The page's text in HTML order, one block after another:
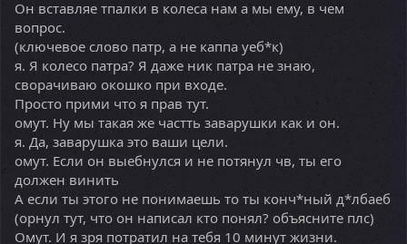
Он вставляе тпалки в колеса нам а мы ему, в чем
вопрос.
(ключевое слово патр, а не каппа уеб*к)
я. Я колесо патра? Я даже ник патра не знаю,
сворачиваю окошко при входе.
Просто прими что я прав тут.
омут. Ну мы такая же частть заварушки как и он.
я. Да, заварушка это ваши цели.
омут. Если он выебнулся и не потянул чв, ты его
должен винить
А если ты этого не понимаешь то ты конч*ный д*лбаеб
(орнул тут, что он написал кто понял? объясните плс)
Омут. И я зря потратил на тебя 10 минут жизни.